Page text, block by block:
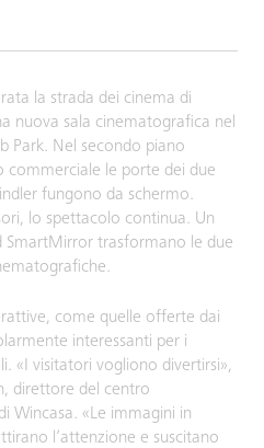
la strada dei cinema di
nuova sala cinematografica nel
Park. Nel secondo piano
le porte dei due
fungono da schermo.
lo spettacolo continua. Un
SmartMirror trasformano le due
come quelle offerte dai
interessanti per i
«I visitatori vogliono divertirsi»,
direttore del centro
Wincasa. «Le immagini in
l’attenzione e suscitano